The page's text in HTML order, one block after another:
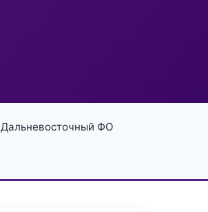
Дальневосточный ФО